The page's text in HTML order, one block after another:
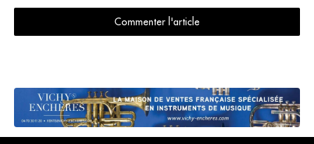
Commenter l'article